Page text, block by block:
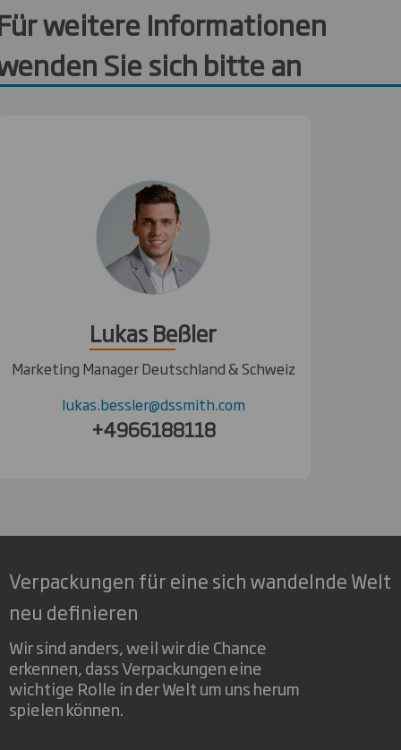
weitere Informationen
Sie sich bitte an
Lukas Beßler
Marketing Manager Deutschland & Schweiz
lukas.bessler@dssmith.com
+4966188118
Verpackungen für eine sich wandelnde Welt
neu definieren
Wir sind anders, weil wir die Chance
erkennen, dass Verpackungen eine
wichtige Rolle in der Welt um uns herum
spielen können.